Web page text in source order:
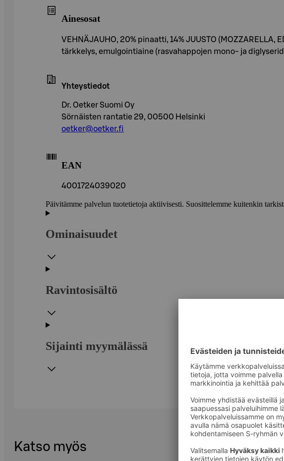
Ainesosat
VEHNÄJAUHO, 20% pinaatti, 14% JUUSTO
tärkkelys, emulgointiaine (rasvahappojen mono- ja
Yhteystiedot
Dr. Oetker Suomi Oy
Sörnäisten rantatie 29, 00500 Helsinki
oetker@oetker.fi
EAN
4001724039020
Päivitämme palvelun tuotetietoja aktiivisesti. Suosittelemme kuitenkin
Ominaisuudet
Ravintosisältö
Sijainti myymälässä
Katso myös